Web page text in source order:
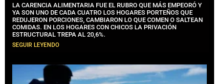
LA CARENCIA ALIMENTARIA FUE EL RUBRO QUE MÁS EMPEORÓ Y
YA SON UNO DE CADA CUATRO LOS HOGARES PORTEÑOS QUE
REDUJERON PORCIONES, CAMBIARON LO QUE COMEN O SALTEAN
COMIDAS. EN LOS HOGARES CON CHICOS LA PRIVACIÓN
ESTRUCTURAL TREPA AL 20,6%.
SEGUIR LEYENDO